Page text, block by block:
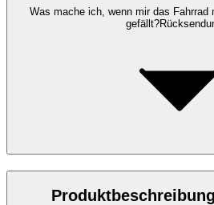
Was mache ich, wenn mir das
gefällt?
Produktbeschreibung